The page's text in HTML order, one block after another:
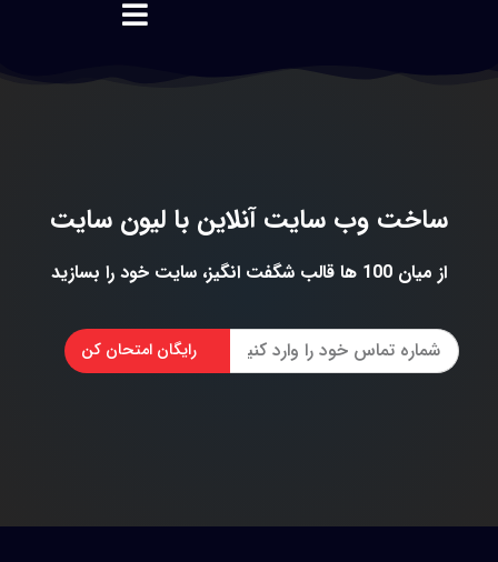
وب سایت آنلاین با لیون سایت
100 ها قالب شگفت انگیز، سایت خود را بسازید
رایگان امتحان کن